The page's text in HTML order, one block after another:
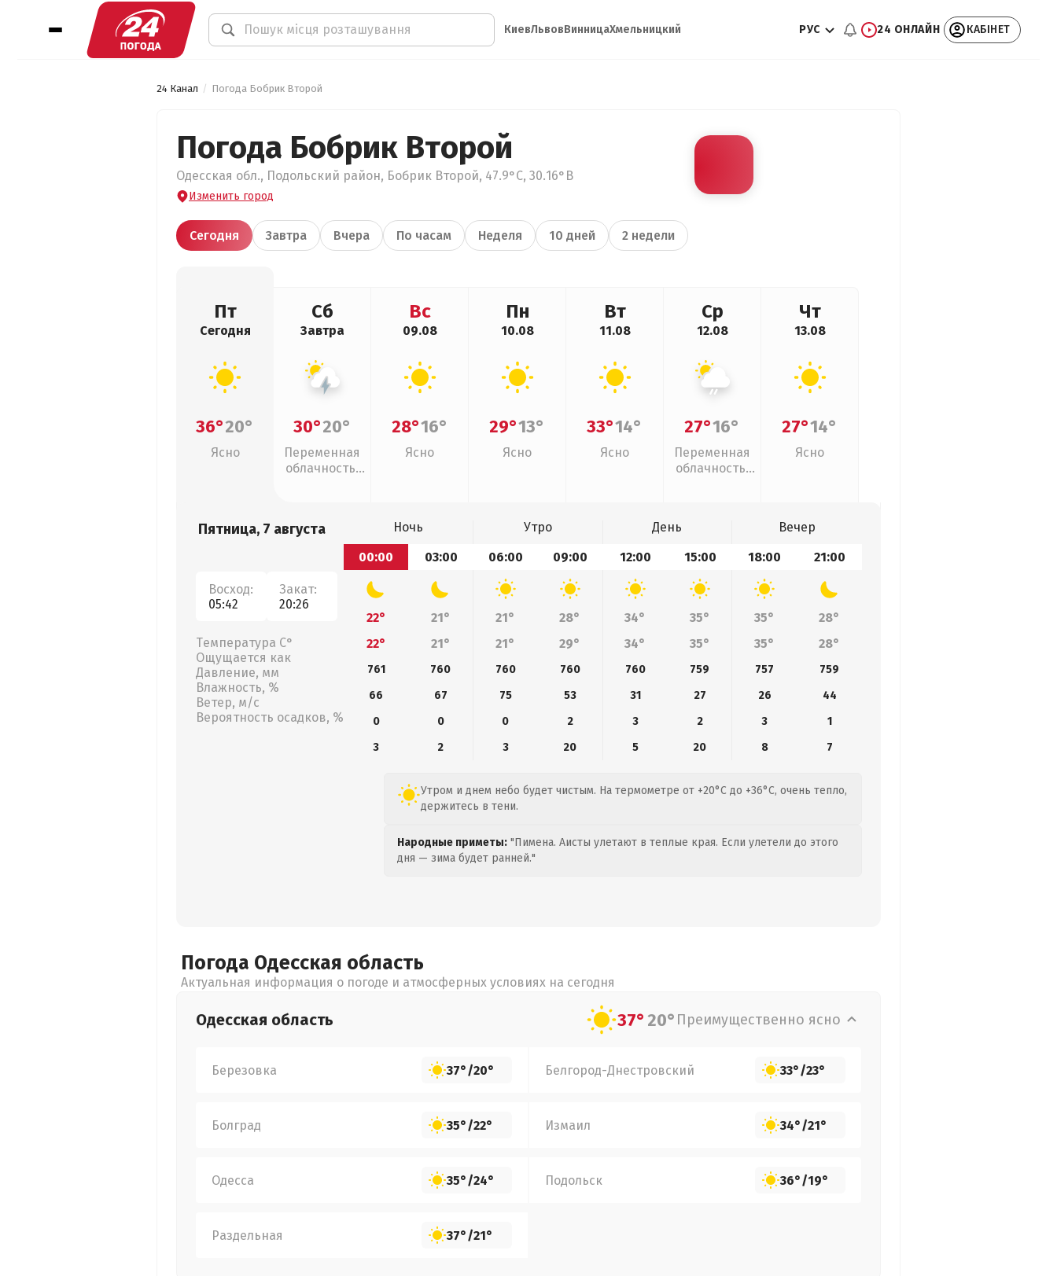
КиевЛьвовВинницаХмельницкий РУС 24 ОНЛАЙН КАБІНЕТ
24 Канал Погода Бобрик Второй
Погода Бобрик Второй
Одесская обл., Подольский район, Бобрик Второй, 47.9°С, 30.16°В
Изменить город
Сегодня Завтра Вчера По часам Неделя 10 дней 2 недели
Пт
Сегодня
36°20°
Ясно
Сб
Завтра
30°20°
Переменная
облачность,
Вс
09.08
28°16°
Ясно
Пн
10.08
29°13°
Ясно
Вт
11.08
33°14°
Ясно
Ср
12.08
27°16°
Переменная
облачность,
Чт
13.08
27°14°
Ясно
Пятница, 7 августа
Восход:
05:42
Закат:
20:26
Температура С°
Ощущается как
Давление, мм
Влажность, %
Ветер, м/с
Вероятность осадков, %
Ночь Утро День
Вечер
00:00
03:00 06:00 09:00 12:00 15:00 18:00 21:00
22° 21° 21° 28° 34° 35° 35°
28°
22°
21° 21° 29° 34° 35° 35° 28°
761 760 760 760 760 759 757
759
66
67 75 53 31 27 26
44
0
0 0 2 3 2 3
1
3
2 3 20 5 20 8 7
Утром и днем небо будет чистым. На термометре от +20°C до +36°C, очень тепло,
держитесь в тени.
Народные приметы: "Пимена. Аисты улетают в теплые края. Если улетели до этого
дня — зима будет ранней."
Погода Одесская область
Актуальная информация о погоде и атмосферных условиях на сегодня
Одесская область 37°20° Преимущественно ясно
Березовка 37°/20° Белгород-Днестровский 33°/23°
Болград 35°/22° Измаил 34°/21°
Одесса 35°/24° Подольск 36°/19°
Раздельная 37°/21°